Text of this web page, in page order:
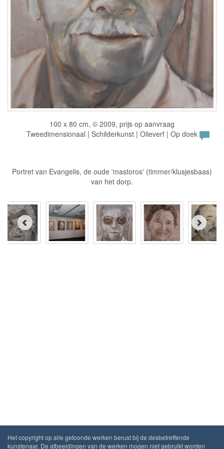
100 x 80 cm, © 2009, prijs op aanvraag
Tweedimensionaal | Schilderkunst | Olieverf | Op doek
Portret van Evangelis, de oude 'mastoros' (timmer/klusjesbaas)
van het dorp.
Het copyright op alle getoonde werken berust bij de desbetreffende
kunstenaar. De afbeeldingen van de werken mogen niet gebruikt worden